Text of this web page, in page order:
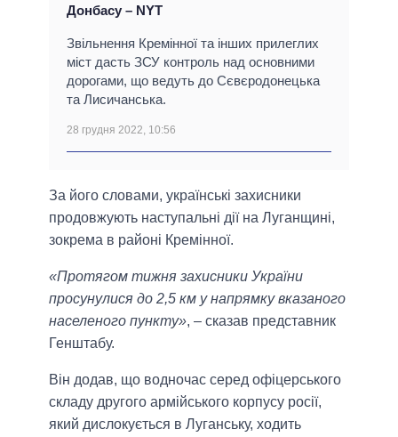
Донбасу – NYT
Звільнення Кремінної та інших прилеглих
міст дасть ЗСУ контроль над основними
дорогами, що ведуть до Сєвєродонецька
та Лисичанська.
28 грудня 2022, 10:56
За його словами, українські захисники
продовжують наступальні дії на Луганщині,
зокрема в районі Кремінної.
«Протягом тижня захисники України
просунулися до 2,5 км у напрямку вказаного
населеного пункту», – сказав представник
Генштабу.
Він додав, що водночас серед офіцерського
складу другого армійського корпусу росії,
який дислокується в Луганську, ходить